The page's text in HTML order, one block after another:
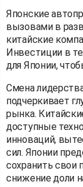
Японские
вызовами в
китайские
Инвестиции в
для Японии,
Смена
подчеркивает
рынка.
доступные
инноваций,
сил. Японии
сохранить свои
снижение доли